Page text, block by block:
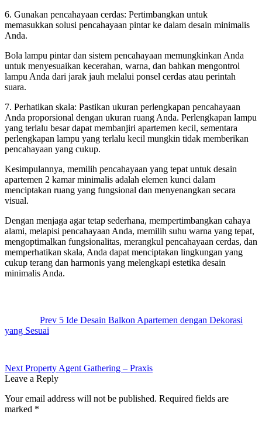
6. Gunakan pencahayaan cerdas: Pertimbangkan untuk
memasukkan solusi pencahayaan pintar ke dalam desain minimalis
Anda.
Bola lampu pintar dan sistem pencahayaan memungkinkan Anda
untuk menyesuaikan kecerahan, warna, dan bahkan mengontrol
lampu Anda dari jarak jauh melalui ponsel cerdas atau perintah
suara.
7. Perhatikan skala: Pastikan ukuran perlengkapan pencahayaan
Anda proporsional dengan ukuran ruang Anda. Perlengkapan lampu
yang terlalu besar dapat membanjiri apartemen kecil, sementara
perlengkapan lampu yang terlalu kecil mungkin tidak memberikan
pencahayaan yang cukup.
Kesimpulannya, memilih pencahayaan yang tepat untuk desain
apartemen 2 kamar minimalis adalah elemen kunci dalam
menciptakan ruang yang fungsional dan menyenangkan secara
visual.
Dengan menjaga agar tetap sederhana, mempertimbangkan cahaya
alami, melapisi pencahayaan Anda, memilih suhu warna yang tepat,
mengoptimalkan fungsionalitas, merangkul pencahayaan cerdas, dan
memperhatikan skala, Anda dapat menciptakan lingkungan yang
cukup terang dan harmonis yang melengkapi estetika desain
minimalis Anda.
Prev 5 Ide Desain Balkon Apartemen dengan Dekorasi
yang Sesuai
Next Property Agent Gathering – Praxis
Leave a Reply
Your email address will not be published. Required fields are
marked *